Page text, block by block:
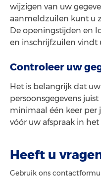
wijzigen van uw
aanmeldzuilen kunt u
De openingstijden en
en inschrijfzuilen vindt
Controleer uw
Het is belangrijk dat
persoonsgegevens
minimaal één keer per
vóór uw afspraak in het
Heeft u
Gebruik ons